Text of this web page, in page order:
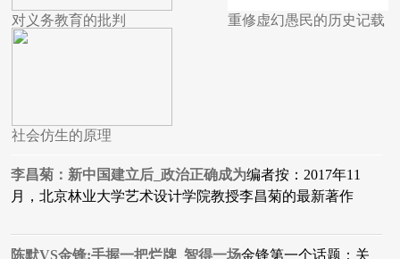
对义务教育的批判
社会仿生的原理
重修虚幻愚民的历史记载
李昌菊：新中国建立后_政治正确成为编者按：2017年11
月，北京林业大学艺术设计学院教授李昌菊的最新著作
陈默VS金锋:手握一把烂牌_智得一场金锋第一个话题：关